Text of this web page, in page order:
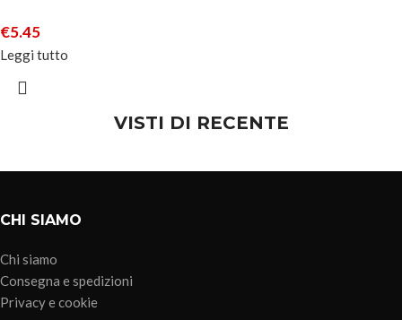
€5.45
Leggi tutto
VISTI DI RECENTE
CHI SIAMO
Chi siamo
Consegna e spedizioni
Privacy e cookie